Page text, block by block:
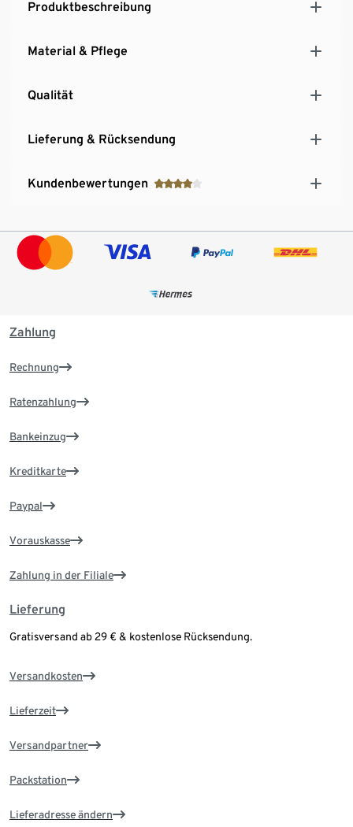
Produktbeschreibung
Material & Pflege
Qualität
Lieferung & Rücksendung
Kundenbewertungen
Zahlung
Rechnung
Ratenzahlung
Bankeinzug
Kreditkarte
Paypal
Vorauskasse
Zahlung in der Filiale
Lieferung
Gratisversand ab 29 € & kostenlose Rücksendung.
Versandkosten
Lieferzeit
Versandpartner
Packstation
Lieferadresse ändern